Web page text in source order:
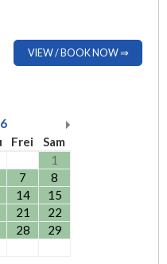
VIEW / BOOK NOW ⇒
Frei
Sam
1
7
8
14
15
21
22
28
29